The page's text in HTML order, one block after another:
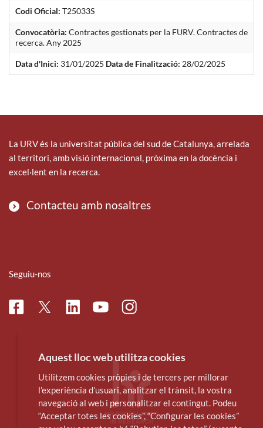
Codi Oficial: T25033S
Convocatòria: Contractes gestionats per la FURV. Contractes de
recerca. Any 2025
Data d'Inici: 31/01/2025 Data de Finalització: 28/02/2025
La URV és la universitat pública del sud de Catalunya, arrelada
al territori, amb visió internacional, pròxima en la docència i
excel·lent en la recerca.
Contacteu amb nosaltres
Seguiu-nos
FacebookTwitterLinkedinYoutubeInstagram
Aquest lloc web utilitza cookies
Utilitzem cookies pròpies i de tercers per millorar
l’experiència d’usuari, analitzar el trànsit, la vostra
navegació al web i personalitzar el contingut. Podeu
“Acceptar totes les cookies”, “Configurar les cookies”